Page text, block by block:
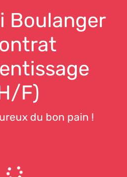
Boulanger
F)
du bon pain !